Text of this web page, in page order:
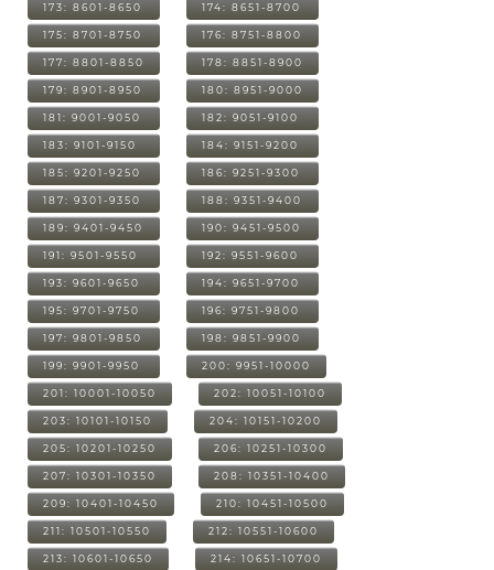
173: 8601-8650 174: 8651-8700
175: 8701-8750 176: 8751-8800
177: 8801-8850 178: 8851-8900
179: 8901-8950 180: 8951-9000
181: 9001-9050 182: 9051-9100
183: 9101-9150 184: 9151-9200
185: 9201-9250 186: 9251-9300
187: 9301-9350 188: 9351-9400
189: 9401-9450 190: 9451-9500
191: 9501-9550 192: 9551-9600
193: 9601-9650 194: 9651-9700
195: 9701-9750 196: 9751-9800
197: 9801-9850 198: 9851-9900
199: 9901-9950 200: 9951-10000
201: 10001-10050 202: 10051-10100
203: 10101-10150 204: 10151-10200
205: 10201-10250 206: 10251-10300
207: 10301-10350 208: 10351-10400
209: 10401-10450 210: 10451-10500
211: 10501-10550 212: 10551-10600
213: 10601-10650 214: 10651-10700